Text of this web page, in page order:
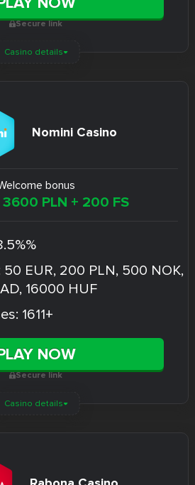
Secure link
Casino details
Nomini Casino
bonus
PLN + 200 FS
50 EUR, 200 PLN, 500 NOK,
16000 HUF
1611+
NOW
Secure link
Casino details